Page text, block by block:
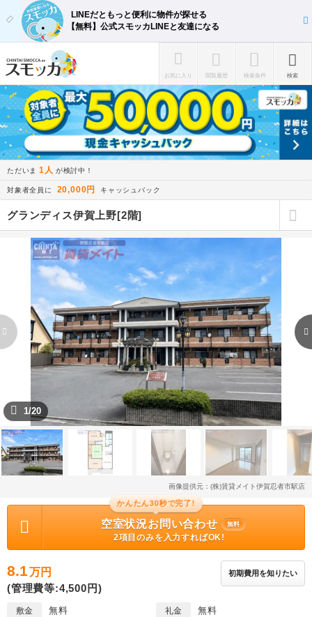
LINEだともっと便利に物件が探せる
【無料】公式スモッカLINEと友達になる
お気に入り 閲覧履歴 検索条件 検索
ただいま 1人 が検討中！
対象者全員に 20,000円 キャッシュバック
グランディス伊賀上野[2階]
1/20
画像提供元：(株)賃貸メイト伊賀忍者市駅店
かんたん30秒で完了!
空室状況お問い合わせ 無料
2項目のみを入力すればOK!
8.1万円
(管理費等:4,500円)
初期費用を知りたい
敷金 無料 礼金 無料